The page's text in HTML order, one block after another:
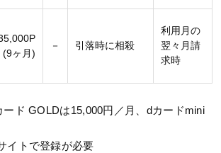
(9ヶ月)
－ 引落時に相殺
利用月の
翌々月請
求時
ド GOLDは15,000円／月、dカードmini
トで登録が必要